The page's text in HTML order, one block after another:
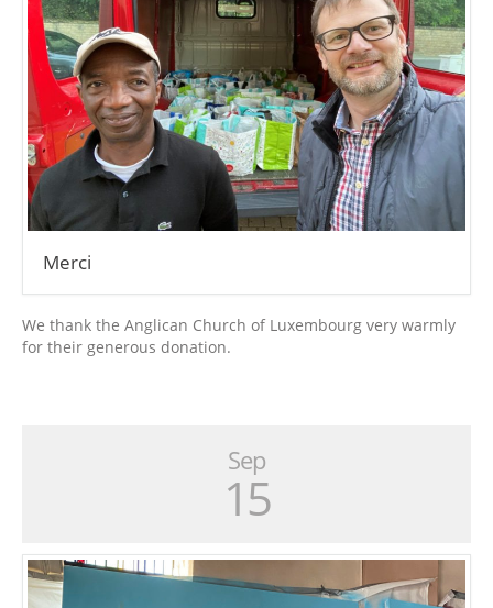
Merci
We thank the Anglican Church of Luxembourg very warmly
for their generous donation.
Sep
15